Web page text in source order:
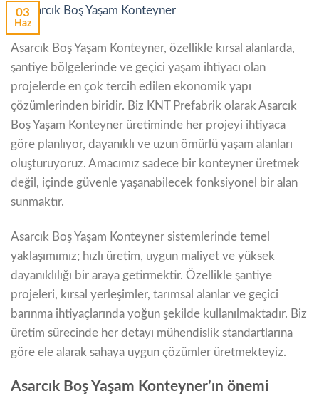
03
Haz
Asarcık Boş Yaşam Konteyner, özellikle kırsal alanlarda,
şantiye bölgelerinde ve geçici yaşam ihtiyacı olan
projelerde en çok tercih edilen ekonomik yapı
çözümlerinden biridir. Biz KNT Prefabrik olarak Asarcık
Boş Yaşam Konteyner üretiminde her projeyi ihtiyaca
göre planlıyor, dayanıklı ve uzun ömürlü yaşam alanları
oluşturuyoruz. Amacımız sadece bir konteyner üretmek
değil, içinde güvenle yaşanabilecek fonksiyonel bir alan
sunmaktır.
Asarcık Boş Yaşam Konteyner sistemlerinde temel
yaklaşımımız; hızlı üretim, uygun maliyet ve yüksek
dayanıklılığı bir araya getirmektir. Özellikle şantiye
projeleri, kırsal yerleşimler, tarımsal alanlar ve geçici
barınma ihtiyaçlarında yoğun şekilde kullanılmaktadır. Biz
üretim sürecinde her detayı mühendislik standartlarına
göre ele alarak sahaya uygun çözümler üretmekteyiz.
Asarcık Boş Yaşam Konteyner’ın önemi